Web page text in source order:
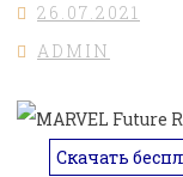
26.07.2021
ADMIN
Скачать